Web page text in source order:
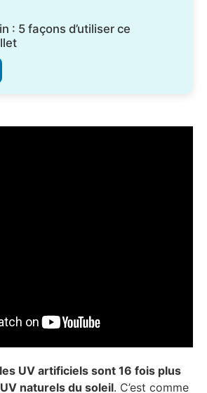
: 5 façons d’utiliser ce
les UV artificiels sont 16 fois plus
naturels du soleil. C’est comme